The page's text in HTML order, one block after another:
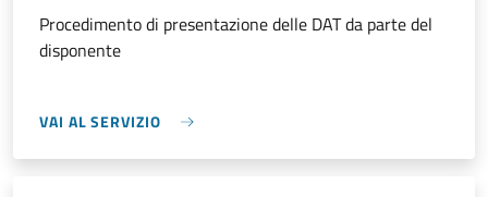
Procedimento di presentazione delle DAT da parte del
disponente
VAI AL SERVIZIO